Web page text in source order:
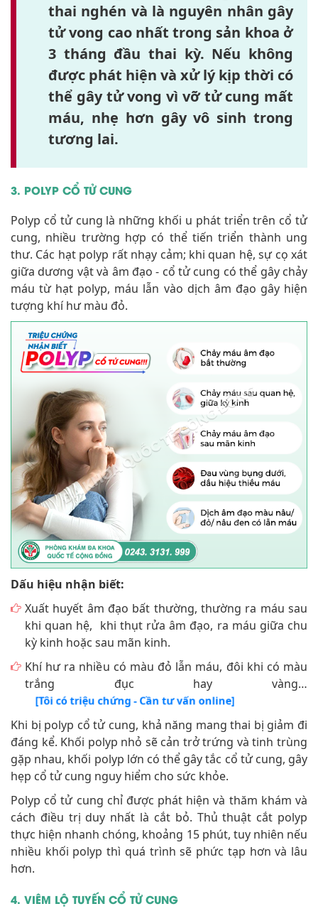
thai nghén và là nguyên nhân gây
tử vong cao nhất trong sản khoa ở
3 tháng đầu thai kỳ. Nếu không
được phát hiện và xử lý kịp thời có
thể gây tử vong vì vỡ tử cung mất
máu, nhẹ hơn gây vô sinh trong
tương lai.
3. POLYP CỔ TỬ CUNG
Polyp cổ tử cung là những khối u phát triển trên cổ tử
cung, nhiều trường hợp có thể tiến triển thành ung
thư. Các hạt polyp rất nhạy cảm; khi quan hệ, sự cọ xát
giữa dương vật và âm đạo - cổ tử cung có thể gây chảy
máu từ hạt polyp, máu lẫn vào dịch âm đạo gây hiện
tượng khí hư màu đỏ.
Dấu hiệu nhận biết:
Xuất huyết âm đạo bất thường, thường ra máu sau
khi quan hệ, khi thụt rửa âm đạo, ra máu giữa chu
kỳ kinh hoặc sau mãn kinh.
Khí hư ra nhiều có màu đỏ lẫn máu, đôi khi có màu
trắng đục hay vàng…
[Tôi có triệu chứng - Cần tư vấn online]
Khi bị polyp cổ tử cung, khả năng mang thai bị giảm đi
đáng kể. Khối polyp nhỏ sẽ cản trở trứng và tinh trùng
gặp nhau, khối polyp lớn có thể gây tắc cổ tử cung, gây
hẹp cổ tử cung nguy hiểm cho sức khỏe.
Polyp cổ tử cung chỉ được phát hiện và thăm khám và
cách điều trị duy nhất là cắt bỏ. Thủ thuật cắt polyp
thực hiện nhanh chóng, khoảng 15 phút, tuy nhiên nếu
nhiều khối polyp thì quá trình sẽ phức tạp hơn và lâu
hơn.
4. VIÊM LỘ TUYẾN CỔ TỬ CUNG